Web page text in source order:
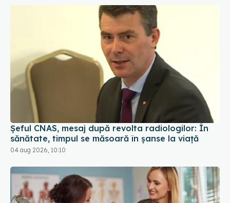
Șeful CNAS, mesaj după revolta radiologilor: În
sănătate, timpul se măsoară în șanse la viață
04 aug 2026, 10:10